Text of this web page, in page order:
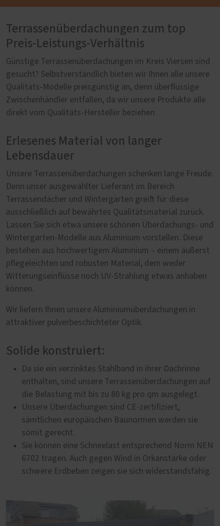
Terrassenüberdachungen zum top
Preis-Leistungs-Verhältnis
Günstige Terrassenüberdachungen im Kreis Viersen sind
gesucht? Selbstverständlich bieten wir Ihnen alle unsere
Qualitäts-Modelle preisgünstig an, denn überflüssige
Zwischenhändler entfallen, da wir unsere Produkte alle
direkt vom Qualitäts-Hersteller beziehen.
Erlesenes Material von langer
Lebensdauer
Unsere Terrassenüberdachungen schenken lange Freude.
Denn unser ausgewählter Lieferant im Bereich
Terrassendächer und Wintergärten greift für diese
ausschließlich auf bewährtes Qualitätsmaterial zurück.
Lassen Sie sich etwa unsere schönen Überdachungs- und
Wintergarten-Modelle aus Aluminium vorstellen. Diese
bestehen aus hochwertigem Aluminium – einem äußerst
pflegeleichten und robusten Material, dem weder
Witterungseinflüsse noch UV-Strahlung etwas anhaben
können.
Wir liefern Ihnen unsere Aluminiumüberdachungen in
attraktiver pulverbeschichteter Optik.
Solide konstruiert:
Da sie ein verzinktes Stahlband in ihrer Dachrinne
enthalten, sind unsere Terrassenüberdachungen auf
die Belastung mit bis zu 80 kg pro qm ausgelegt.
Unsere Überdachungen sind CE-zertifiziert,
sämtlichen europäischen Baunormen werden sie
somit gerecht.
Sie können eine Schneelast entsprechend Norm NEN
6702 tragen. Auch gegen Wind in Orkanstärke oder
schwere Erdbeben zeigen sie sich widerstandsfähig.